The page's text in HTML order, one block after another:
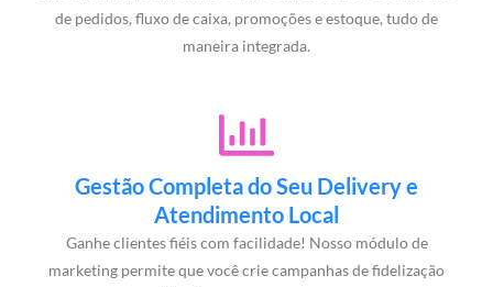
de pedidos, fluxo de caixa, promoções e estoque, tudo de
maneira integrada.
Gestão Completa do Seu Delivery e
Atendimento Local
Ganhe clientes fiéis com facilidade! Nosso módulo de
marketing permite que você crie campanhas de fidelização